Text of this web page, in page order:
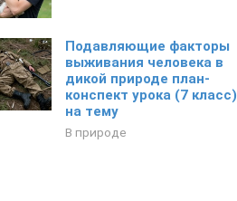
Подавляющие факторы
выживания человека в
дикой природе план-
конспект урока (7 класс)
на тему
В природе